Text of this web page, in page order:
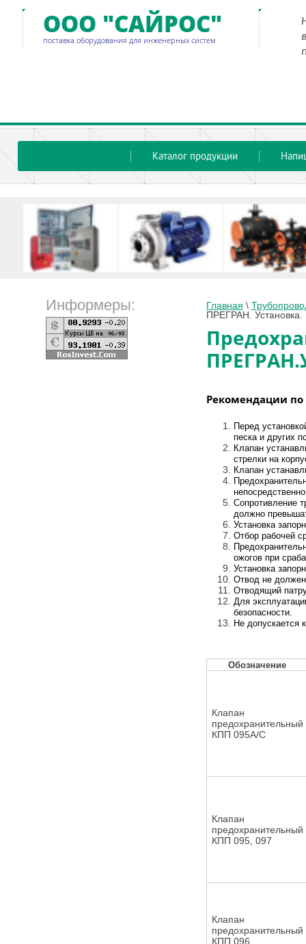
ООО "САЙРОС"
поставка оборудования для инженерных систем
Каталог продукции
Информеры: Главная \
ПРЕГРАН. Установка.
Рекомендации по
Перед
песка и других
Клапан
стрелки на
Клапан
Сопротивление
должно
Установка
Отбор рабочей
ожогов при
Установка
Отвод не должен
Отводящий
Для
безопасности.
Не допускается
Обозначение
Клапан
предохранительный
КПП 095А/С
Клапан
предохранительный
КПП 095, 097
Клапан
предохранительный
КПП 096